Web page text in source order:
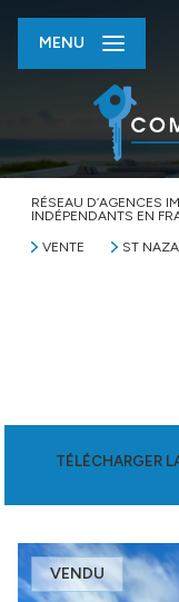
MENU
RÉSEAU D’AGENCES
INDÉPENDANTS EN
VENTE
ST
TÉLÉCHARGER
VENDU